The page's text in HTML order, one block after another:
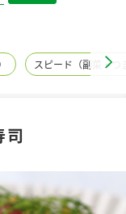
スピード（副菜・つ
司